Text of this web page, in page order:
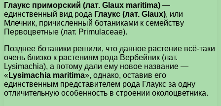
Глаукс приморский (лат. Glaux maritima) —
единственный вид рода Глаукс (лат. Glaux), или
Млечник, причисленный ботаниками к семейству
Первоцветные (лат. Primulaceae).
Позднее ботаники решили, что данное растение всё-таки
очень близко к растениям рода Вербейник (лат.
Lysimachia), а потому дали ему новое название —
« Lysimachia maritima», однако, оставив его
единственным представителем рода Глаукс за одну
отличительную особенность в строении околоцветника.